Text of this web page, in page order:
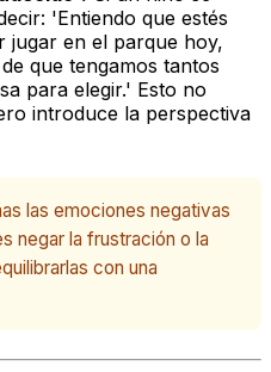
'Entiendo que estés
en el parque hoy,
de que tengamos tantos
para elegir.' Esto no
introduce la perspectiva
las emociones negativas
negar la frustración o la
con una